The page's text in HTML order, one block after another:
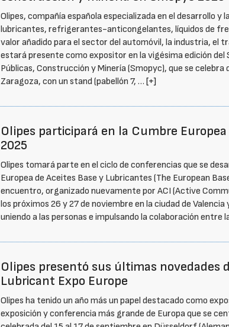
Olipes, compañía española especializada en el desarrollo
lubricantes, refrigerantes-anticongelantes, líquidos de
valor añadido para el sector del automóvil, la industria, el
estará presente como expositor en la vigésima edición del
Públicas, Construcción y Minería (Smopyc), que se celebra
Zaragoza, con un stand (pabellón 7, …[+]
Olipes participará en la Cumbre
2025
Olipes tomará parte en el ciclo de conferencias que se
Europea de Aceites Base y Lubricantes (The European
encuentro, organizado nuevamente por ACI (Active
los próximos 26 y 27 de noviembre en la ciudad de
uniendo a las personas e impulsando la colaboración entre
Olipes presentó sus últimas novedades
Lubricant Expo Europe
Olipes ha tenido un año más un papel destacado como
exposición y conferencia más grande de Europa que se